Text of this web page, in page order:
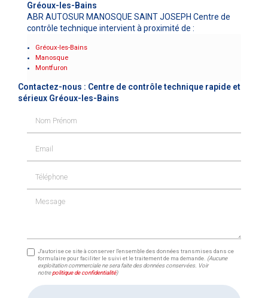
Gréoux-les-Bains
ABR AUTOSUR MANOSQUE SAINT JOSEPH Centre de
contrôle technique intervient à proximité de :
Gréoux-les-Bains
Manosque
Montfuron
Contactez-nous : Centre de contrôle technique rapide et
sérieux Gréoux-les-Bains
Message
J'autorise ce site à conserver l'ensemble des données transmises dans ce
formulaire pour faciliter le suivi et le traitement de ma demande. (Aucune
exploitation commerciale ne sera faite des données conservées. Voir
notrepolitique de confidentialité)